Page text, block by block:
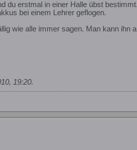
du erstmal in einer Halle übst
bei einem Lehrer geflogen.
wie alle immer sagen. Man kann ihn
19:20.